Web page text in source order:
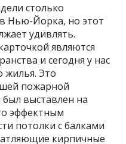
столько
Нью-Йорка, но этот
удивлять.
являются
и сегодня у нас
жилья. Это
пожарной
выставлен на
эффектным
потолки с балками
кирпичные